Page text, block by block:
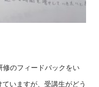
修のフィードバックをい
いますが、受講生がどう